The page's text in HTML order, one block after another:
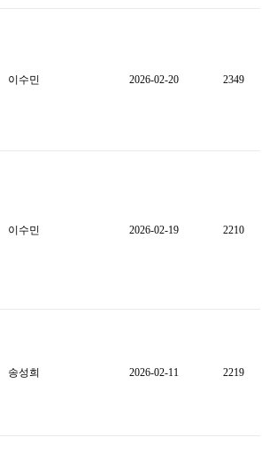
이수민 2026-02-20 2349
이수민 2026-02-19 2210
송성희 2026-02-11 2219